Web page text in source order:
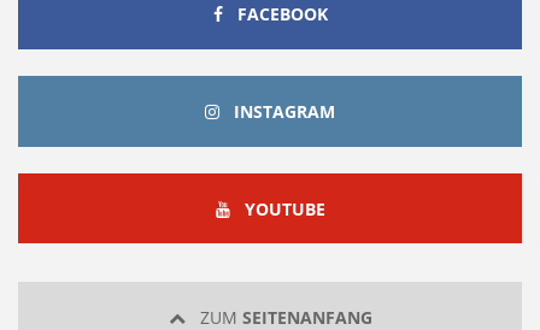
FACEBOOKFACEBOOK
INSTAGRAM
YOUTUBEYOUTUBE
ZUM SEITENANFANG